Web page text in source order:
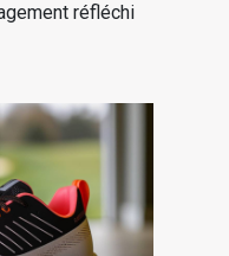
réfléchi